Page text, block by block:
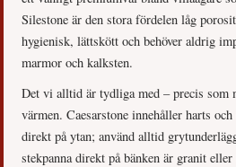
Silestone är den stora fördelen låg
hygienisk, lättskött och behöver aldrig
marmor och kalksten.
Det vi alltid är tydliga med – precis som
värmen. Caesarstone innehåller harts
direkt på ytan; använd alltid
stekpanna direkt på bänken är granit